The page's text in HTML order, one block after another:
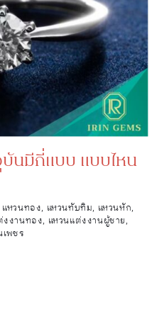
นมีกี่แบบ แบบไหน
แหวนทอง, แหวนทับทิม, แหวนหัก,
งงานทอง, แหวนแต่งงานผู้ชาย,
พชร